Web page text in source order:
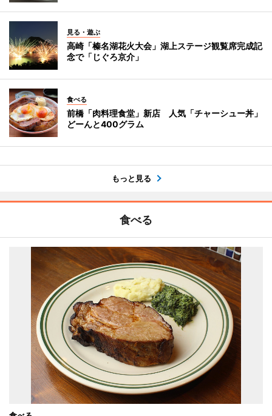
見る・遊ぶ
高崎「榛名湖花火大会」湖上ステージ観覧席完成記
念で「じぐろ京介」
食べる
前橋「肉料理食堂」新店 人気「チャーシュー丼」
どーんと400グラム
もっと見る
食べる